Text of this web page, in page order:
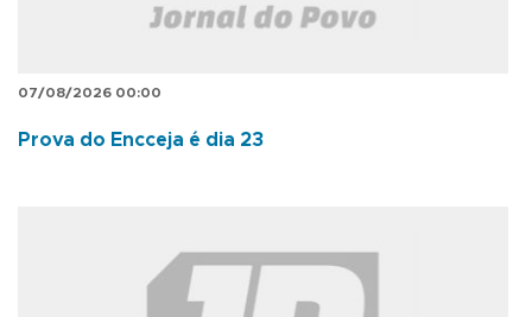
07/08/2026 00:00
Prova do Encceja é dia 23